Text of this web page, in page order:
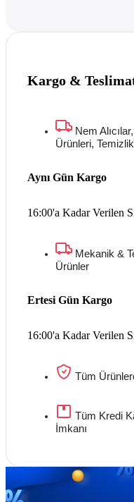
Kargo &
Nem
Ürünleri,
16:00'a Kadar Verilen
Aynı Gün Kargo
Mekanik &
Ürünler
16:00'a Kadar Verilen
Ertesi Gün Kargo
Tüm
Tüm Kredi
İmkanı